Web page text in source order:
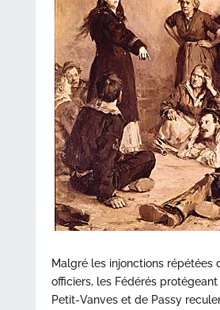
Malgré les injonctions répétées
officiers, les Fédérés
Petit-Vanves et de Passy